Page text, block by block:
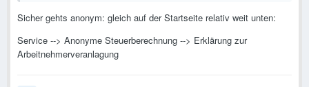
Sicher gehts anonym: gleich auf der Startseite relativ weit unten:
Service --> Anonyme Steuerberechnung --> Erklärung zur
Arbeitnehmerveranlagung